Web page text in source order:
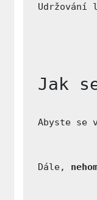
Jak
Abyste se
Dále,